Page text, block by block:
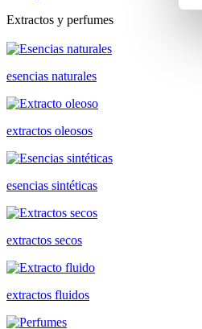
Extractos y perfumes
esencias naturales
extractos oleosos
esencias sintéticas
extractos secos
extractos fluidos